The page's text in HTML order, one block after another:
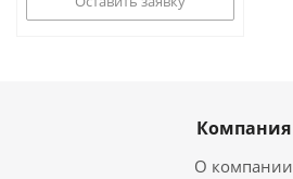
Компания
О компании